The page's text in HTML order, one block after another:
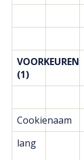
VOORKEUREN
(1)
Cookienaam
lang